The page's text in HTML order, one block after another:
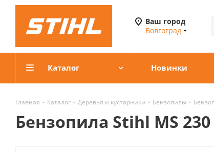
Ваш город
Волгоград
Каталог Новинки
Главная - Каталог - Деревья и кустарники - Бензопилы -
Бензопила Stihl MS